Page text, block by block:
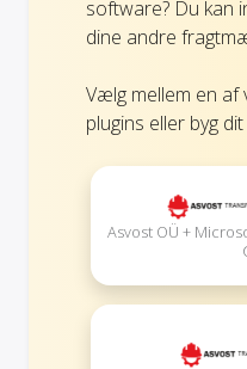
software? Du kan
dine andre
Vælg mellem en
plugins eller byg
Asvost OÜ +